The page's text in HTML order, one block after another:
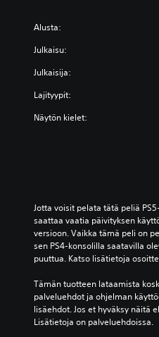
Alusta:
Julkaisu:
Julkaisija:
Lajityypit:
Näytön kielet:
Jotta voisit pelata tätä peliä
saattaa vaatia päivityksen
versioon. Vaikka tämä peli on
sen PS4-konsolilla saatavilla
puuttua. Katso lisätietoja
Tämän tuotteen lataamista
palveluehdot ja ohjelman
lisäehdot. Jos et hyväksy näitä
Lisätietoja on palveluehdoissa.